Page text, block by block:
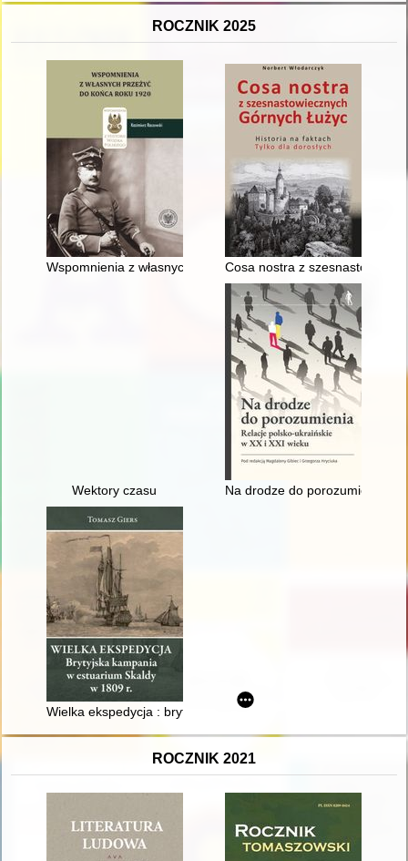
ROCZNIK 2025
Wspomnienia z własnych przeżyć do końca roku 1920
Cosa nostra z
Wektory czasu Na drodze do porozumienia :
Wielka ekspedycja : brytyjska kampania w estuarium Skaldy w
ROCZNIK 2021